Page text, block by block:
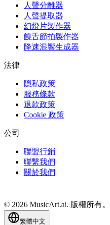
人聲分離器
人聲提取器
幻燈片製作器
饒舌節拍製作器
降速混響生成器
法律
隱私政策
服務條款
退款政策
Cookie 政策
公司
聯盟行銷
聯繫我們
關於我們
© 2026 MusicArt.ai. 版權所有。
繁體中文